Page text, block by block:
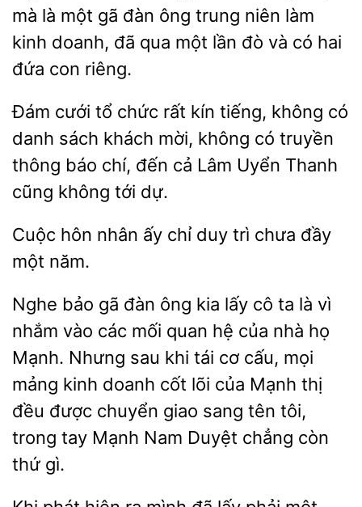
mà là một gã đàn ông trung niên
kinh doanh, đã qua
lần đò và
hai
đứa con riêng.
Đám cưới tổ chức
kín tiếng, không có
danh sách khách mời, không
truyền
thông báo chí, đến cả Lâm Uyển Thanh
cũng không tới
Cuộc hôn ấy chỉ trì
đầy
một năm.
Nghe bảo gã đàn ông kia lấy cô ta là vì
nhắm vào các mối quan hệ của nhà họ
Mạnh. Nhưng sau khi tái cơ cấu, mọi
mảng kinh doanh cốt
của Mạnh
đều được chuyển giao sang tên tôi,
tay Mạnh Nam Duyệt chẳng còn
thứ gì.